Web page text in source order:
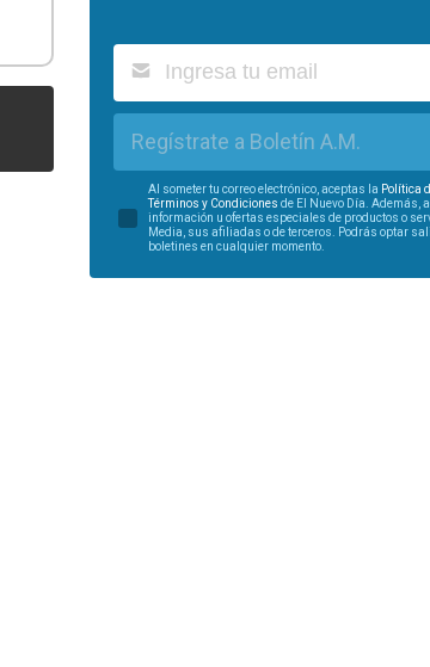
Regístrate a Boletín A.M.
Al someter tu correo electrónico, aceptas la Política
Términos y Condiciones de El Nuevo Día. Además,
información u ofertas especiales de productos o
Media, sus afiliadas o de terceros. Podrás optar
boletines en cualquier momento.